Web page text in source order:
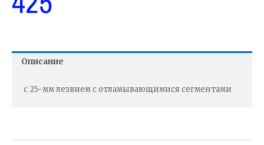
Описание
с 25-мм лезвием с отламывающимися сегментами